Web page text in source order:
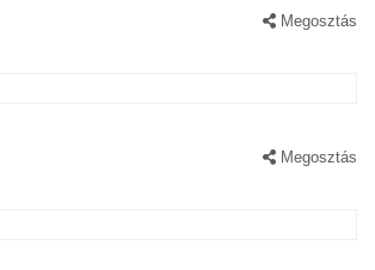
Megosztás
Megosztás